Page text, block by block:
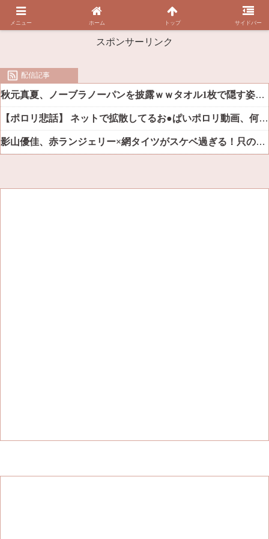
スポンサーリンク
配信記事
秋元真夏、ノーブラノーパンを披露ｗｗタオル1枚で隠す姿がほぼA●女優・・
【ポロリ悲話】 ネットで拡散してるお●ぱいポロリ動画、何故か叩かれる・・・
影山優佳、赤ランジェリー×網タイツがスケベ過ぎる！只の痴女だろ・・・
メニュー ホーム トップ サイドバー